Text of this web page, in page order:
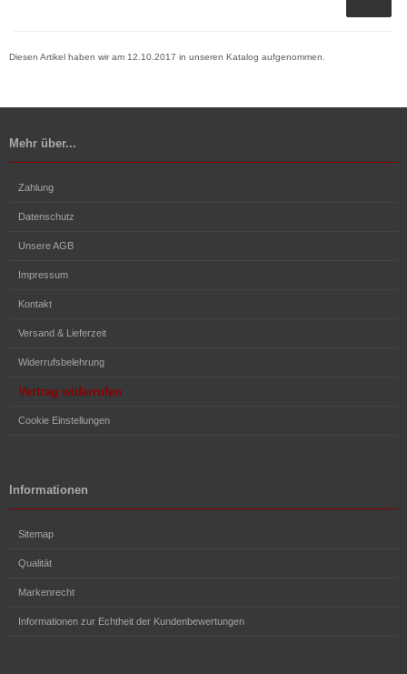
Diesen Artikel haben wir am 12.10.2017 in unseren Katalog aufgenommen.
Mehr über...
Zahlung
Datenschutz
Unsere AGB
Impressum
Kontakt
Versand & Lieferzeit
Widerrufsbelehrung
Vertrag widerrufen
Cookie Einstellungen
Informationen
Sitemap
Qualität
Markenrecht
Informationen zur Echtheit der Kundenbewertungen